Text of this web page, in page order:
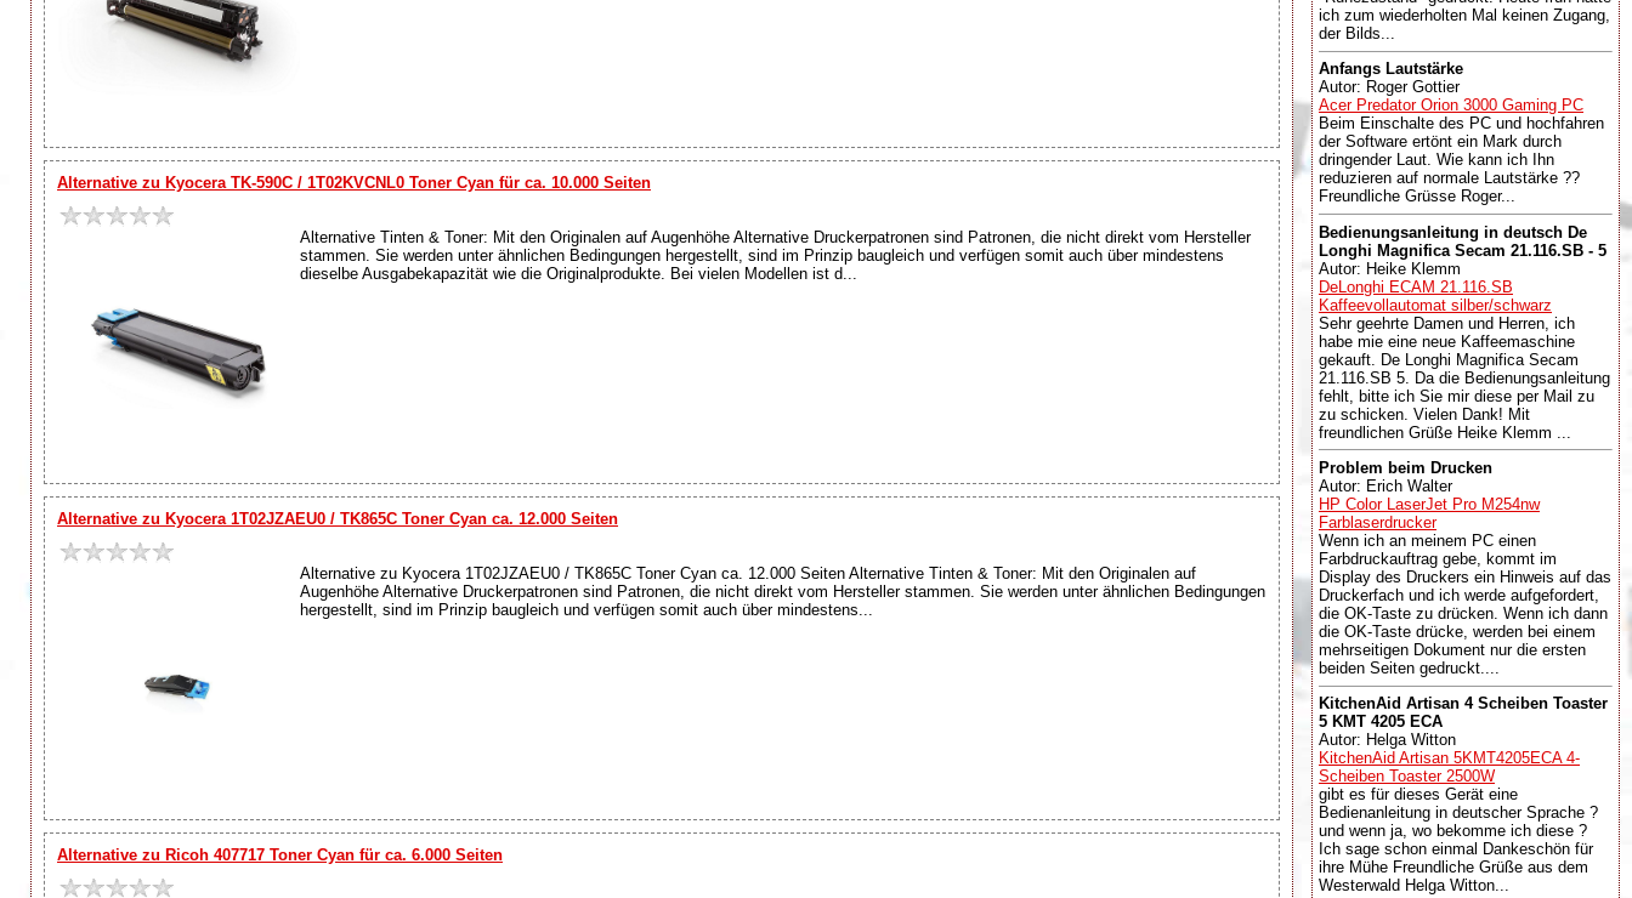
Alternative zu Kyocera TK-590C / 1T02KVCNL0 Toner Cyan für ca. 10.000 Seiten
Alternative Tinten & Toner: Mit den Originalen auf Augenhöhe Alternative Druckerpatronen sind Patronen, die nicht direkt vom Hersteller
stammen. Sie werden unter ähnlichen Bedingungen hergestellt, sind im Prinzip baugleich und verfügen somit auch über mindestens
dieselbe Ausgabekapazität wie die Originalprodukte. Bei vielen Modellen ist d...
Alternative zu Kyocera 1T02JZAEU0 / TK865C Toner Cyan ca. 12.000 Seiten
Alternative zu Kyocera 1T02JZAEU0 / TK865C Toner Cyan ca. 12.000 Seiten Alternative Tinten & Toner: Mit den Originalen auf
Augenhöhe Alternative Druckerpatronen sind Patronen, die nicht direkt vom Hersteller stammen. Sie werden unter ähnlichen Bedingungen
hergestellt, sind im Prinzip baugleich und verfügen somit auch über mindestens...
Alternative zu Ricoh 407717 Toner Cyan für ca. 6.000 Seiten
ich zum wiederholten Mal keinen Zugang,
der Bilds...
Anfangs Lautstärke
Autor: Roger Gottier
Acer Predator Orion 3000 Gaming PC
Beim Einschalte des PC und hochfahren
der Software ertönt ein Mark durch
dringender Laut. Wie kann ich Ihn
reduzieren auf normale Lautstärke ??
Freundliche Grüsse Roger...
Bedienungsanleitung in deutsch De
Longhi Magnifica Secam 21.116.SB - 5
Autor: Heike Klemm
DeLonghi ECAM 21.116.SB
Kaffeevollautomat silber/schwarz
Sehr geehrte Damen und Herren, ich
habe mie eine neue Kaffeemaschine
gekauft. De Longhi Magnifica Secam
21.116.SB 5. Da die Bedienungsanleitung
fehlt, bitte ich Sie mir diese per Mail zu
zu schicken. Vielen Dank! Mit
freundlichen Grüße Heike Klemm ...
Problem beim Drucken
Autor: Erich Walter
HP Color LaserJet Pro M254nw
Farblaserdrucker
Wenn ich an meinem PC einen
Farbdruckauftrag gebe, kommt im
Display des Druckers ein Hinweis auf das
Druckerfach und ich werde aufgefordert,
die OK-Taste zu drücken. Wenn ich dann
die OK-Taste drücke, werden bei einem
mehrseitigen Dokument nur die ersten
beiden Seiten gedruckt....
KitchenAid Artisan 4 Scheiben Toaster
5 KMT 4205 ECA
Autor: Helga Witton
KitchenAid Artisan 5KMT4205ECA 4-
Scheiben Toaster 2500W
gibt es für dieses Gerät eine
Bedienanleitung in deutscher Sprache ?
und wenn ja, wo bekomme ich diese ?
Ich sage schon einmal Dankeschön für
ihre Mühe Freundliche Grüße aus dem
Westerwald Helga Witton...